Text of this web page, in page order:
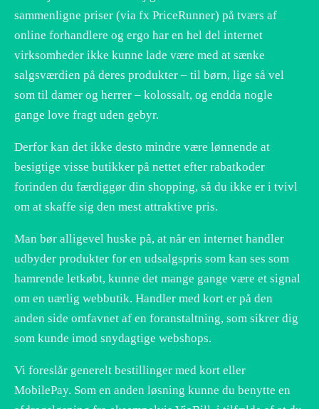
sammenligne priser (via fx PriceRunner) på tværs af
online forhandlere og ergo har en hel del internet
virksomheder ikke kunne lade være med at sænke
salgsværdien på deres produkter – til børn, lige så vel
som til damer og herrer – kolossalt, og endda nogle
gange love fragt uden gebyr.
Derfor kan det ikke desto mindre være lønnende at
besigtige visse butikker på nettet efter rabatkoder
forinden du færdiggør din shopping, så du ikke er i tvivl
om at skaffe sig den mest attraktive pris.
Man bør alligevel huske på, at når en internet handler
udbyder produkter for en udsalgspris som kan ses som
hamrende letkøbt, kunne det mange gange være et signal
om en uærlig webbutik. Handler med kort er på den
anden side omfavnet af en foranstaltning, som sikrer dig
som kunde imod snydagtige webshops.
Vi foreslår generelt bestillinger med kort eller
MobilePay. Som en anden løsning kunne du benytte en